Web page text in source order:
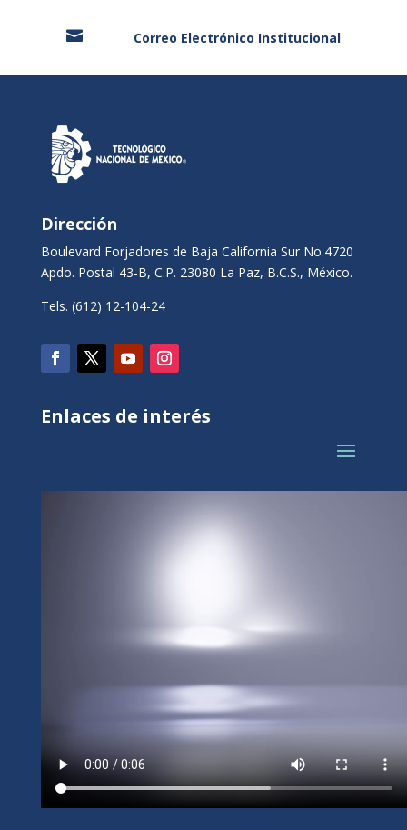
 Correo Electrónico Institucional
Dirección
Boulevard Forjadores de Baja California Sur No.4720
Apdo. Postal 43-B, C.P. 23080 La Paz, B.C.S., México.
Tels. (612) 12-104-24
Enlaces de interés